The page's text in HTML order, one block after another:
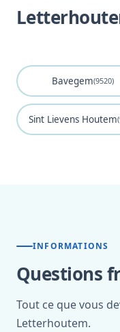
Bavegem(9520)
Sint Lievens Houtem
INFORMATIONS
Questions
Tout ce que vous
Letterhoutem.